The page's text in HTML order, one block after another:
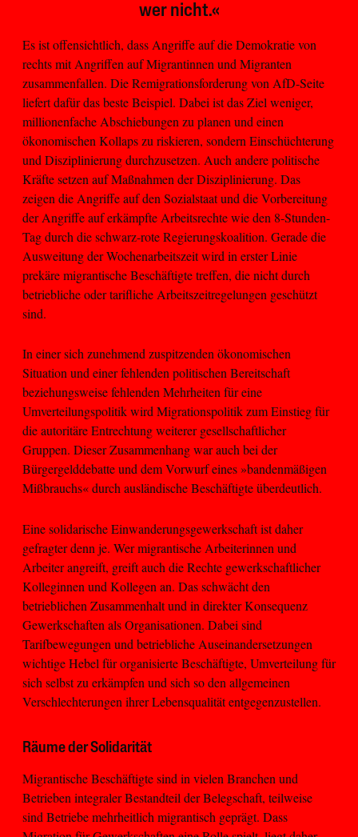
wer nicht.«
Es ist offensichtlich, dass Angriffe auf die Demokratie von
rechts mit Angriffen auf Migrantinnen und Migranten
zusammenfallen. Die Remigrationsforderung von AfD-Seite
liefert dafür das beste Beispiel. Dabei ist das Ziel weniger,
millionenfache Abschiebungen zu planen und einen
ökonomischen Kollaps zu riskieren, sondern Einschüchterung
und Disziplinierung durchzusetzen. Auch andere politische
Kräfte setzen auf Maßnahmen der Disziplinierung. Das
zeigen die Angriffe auf den Sozialstaat und die Vorbereitung
der Angriffe auf erkämpfte Arbeitsrechte wie den 8-Stunden-
Tag durch die schwarz-rote Regierungskoalition. Gerade die
Ausweitung der Wochenarbeitszeit wird in erster Linie
prekäre migrantische Beschäftigte treffen, die nicht durch
betriebliche oder tarifliche Arbeitszeitregelungen geschützt
sind.
In einer sich zunehmend zuspitzenden ökonomischen
Situation und einer fehlenden politischen Bereitschaft
beziehungsweise fehlenden Mehrheiten für eine
Umverteilungspolitik wird Migrationspolitik zum Einstieg für
die autoritäre Entrechtung weiterer gesellschaftlicher
Gruppen. Dieser Zusammenhang war auch bei der
Bürgergelddebatte und dem Vorwurf eines »bandenmäßigen
Mißbrauchs« durch ausländische Beschäftigte überdeutlich.
Eine solidarische Einwanderungsgewerkschaft ist daher
gefragter denn je. Wer migrantische Arbeiterinnen und
Arbeiter angreift, greift auch die Rechte gewerkschaftlicher
Kolleginnen und Kollegen an. Das schwächt den
betrieblichen Zusammenhalt und in direkter Konsequenz
Gewerkschaften als Organisationen. Dabei sind
Tarifbewegungen und betriebliche Auseinandersetzungen
wichtige Hebel für organisierte Beschäftigte, Umverteilung für
sich selbst zu erkämpfen und sich so den allgemeinen
Verschlechterungen ihrer Lebensqualität entgegenzustellen.
Räume der Solidarität
Migrantische Beschäftigte sind in vielen Branchen und
Betrieben integraler Bestandteil der Belegschaft, teilweise
sind Betriebe mehrheitlich migrantisch geprägt. Dass